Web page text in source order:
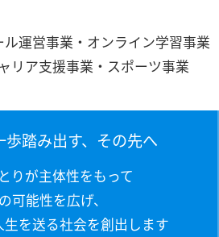
運営事業・オンライン学習事業
リア支援事業・スポーツ事業
歩踏み出す、その先へ
りが主体性をもって
可能性を広げ、
を送る社会を創出します